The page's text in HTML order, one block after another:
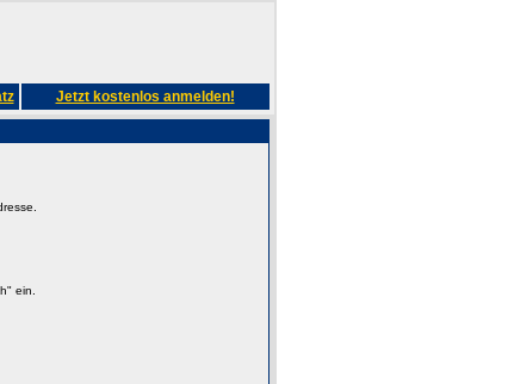
Jetzt kostenlos anmelden!
ein.